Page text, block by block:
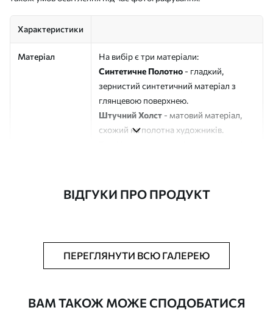
Характеристики
Матеріал
На вибір є три матеріали:
Синтетичне Полотно - гладкий,
зернистий синтетичний матеріал з
глянцевою поверхнею.
Штучний Холст - матовий матеріал,
схожий на полотна художників.
Додатково Можна додати лакове покриття.
ВІДГУКИ ПРО ПРОДУКТ
ПЕРЕГЛЯНУТИ ВСЮ ГАЛЕРЕЮ
ВАМ ТАКОЖ МОЖЕ СПОДОБАТИСЯ